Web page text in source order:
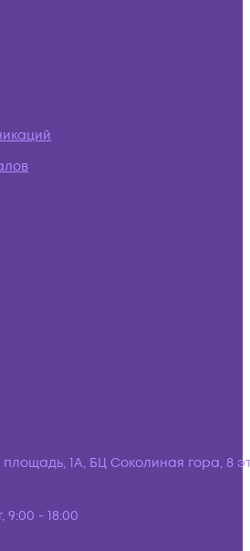
площадь, 1А, БЦ Соколиная гора, 8
9:00 - 18:00